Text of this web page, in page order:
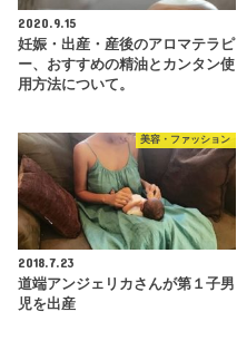
2020.9.15
妊娠・出産・産後のアロマテラピ
ー、おすすめの精油とカンタン使
用方法について。
美容・ファッション
2018.7.23
道端アンジェリカさんが第１子男
児を出産